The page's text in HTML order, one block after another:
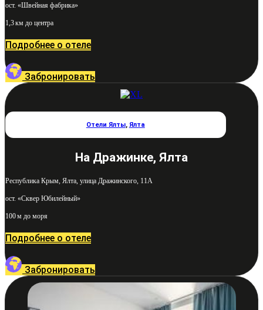
ост. «Швейная фабрика»
1,3 км до центра
Подробнее о отеле
Забронировать
Отели Ялты, Ялта
На Дражинке, Ялта
Республика Крым, Ялта, улица Дражинского, 11А
ост. «Сквер Юбилейный»
100 м до моря
Подробнее о отеле
Забронировать